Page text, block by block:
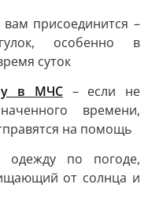
присоединится –
особенно в
суток
в МЧС– если не
времени,
на помощь
одежду по погоде,
от солнца и